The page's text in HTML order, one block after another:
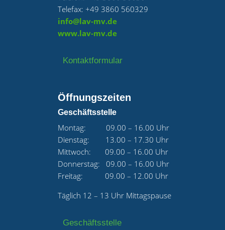
Telefax: +49 3860 560329
info@lav-mv.de
www.lav-mv.de
Kontaktformular
Öffnungszeiten
Geschäftsstelle
Montag: 09.00 – 16.00 Uhr
Dienstag: 13.00 – 17.30 Uhr
Mittwoch: 09.00 – 16.00 Uhr
Donnerstag: 09.00 – 16.00 Uhr
Freitag: 09.00 – 12.00 Uhr
Täglich 12 – 13 Uhr Mittagspause
Geschäftsstelle